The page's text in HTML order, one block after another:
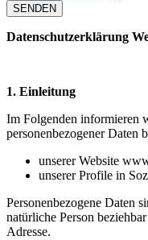
SENDEN
Datenschutzerklärung
1. Einleitung
Im Folgenden informieren
personenbezogener Daten
unserer Website
unserer Profile in
Personenbezogene Daten
natürliche Person
Adresse.